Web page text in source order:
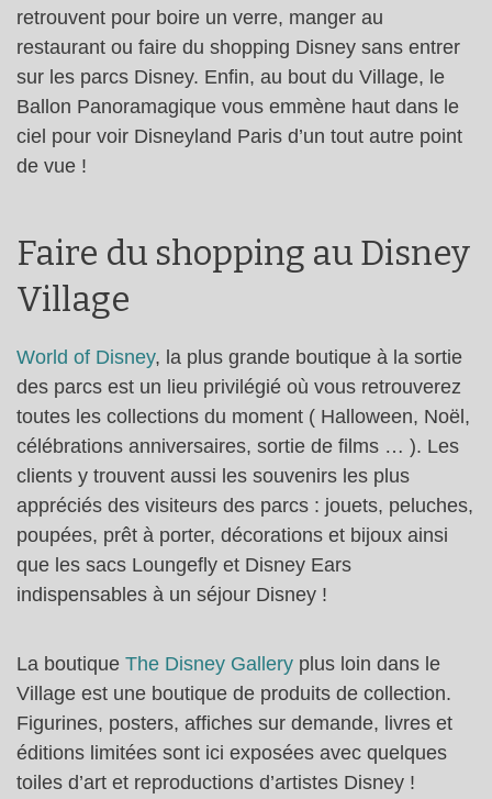
retrouvent pour boire un verre, manger au
restaurant ou faire du shopping Disney sans entrer
sur les parcs Disney. Enfin, au bout du Village, le
Ballon Panoramagique vous emmène haut dans le
ciel pour voir Disneyland Paris d’un tout autre point
de vue !
Faire du shopping au Disney
Village
World of Disney, la plus grande boutique à la sortie
des parcs est un lieu privilégié où vous retrouverez
toutes les collections du moment ( Halloween, Noël,
célébrations anniversaires, sortie de films … ). Les
clients y trouvent aussi les souvenirs les plus
appréciés des visiteurs des parcs : jouets, peluches,
poupées, prêt à porter, décorations et bijoux ainsi
que les sacs Loungefly et Disney Ears
indispensables à un séjour Disney !
La boutique The Disney Gallery plus loin dans le
Village est une boutique de produits de collection.
Figurines, posters, affiches sur demande, livres et
éditions limitées sont ici exposées avec quelques
toiles d’art et reproductions d’artistes Disney !